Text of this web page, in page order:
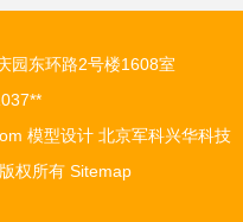
园东环路2号楼1608室
模型设计 北京军科兴华科技
版权所有 Sitemap